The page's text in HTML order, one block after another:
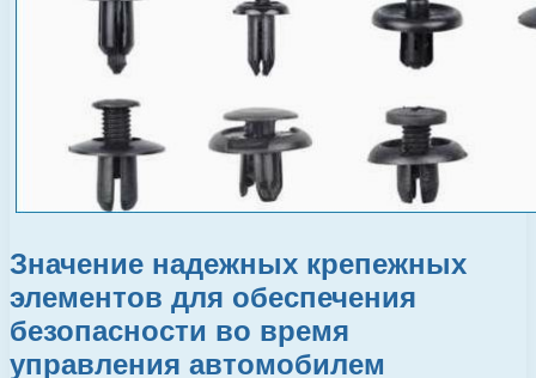
Значение надежных крепежных
элементов для обеспечения
безопасности во время
управления автомобилем